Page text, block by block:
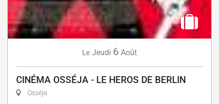
Le Jeudi 6 Août
CINÉMA OSSÉJA - LE HEROS DE BERLIN
Osséja